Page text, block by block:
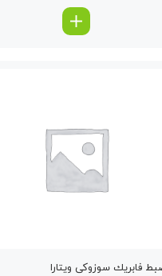
فابریك سوزوکی ویتارا